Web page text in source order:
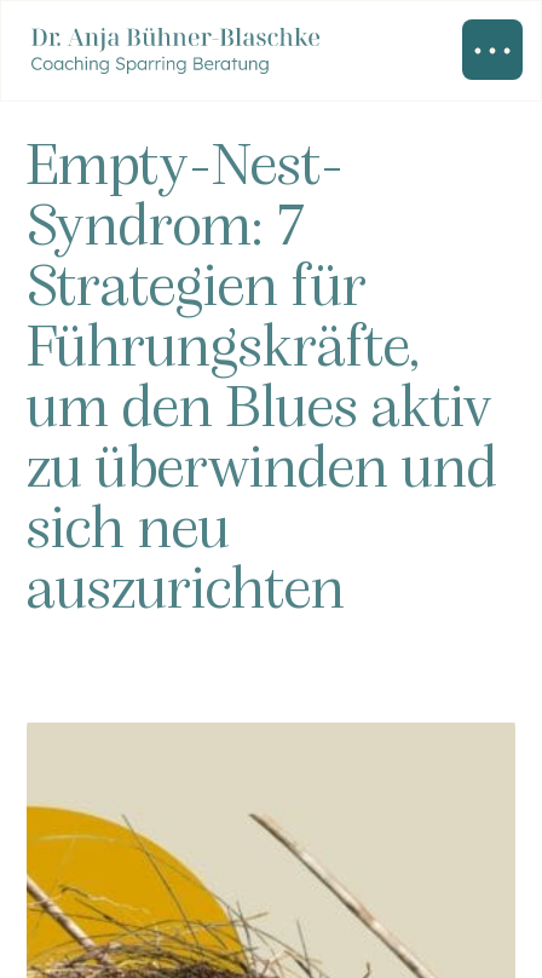
Empty-Nest-
Syndrom: 7
Strategien für
Führungskräfte,
um den Blues aktiv
zu überwinden und
sich neu
auszurichten